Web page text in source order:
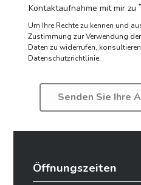
Kontaktaufnahme mit mir zu *
Um Ihre Rechte zu kennen und
Zustimmung zur Verwendung
Daten zu widerrufen,
Datenschutzrichtlinie.
Öffnungszeiten